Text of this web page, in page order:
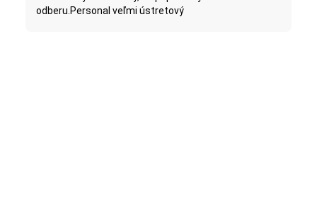
odberu.Personal veľmi ústretový